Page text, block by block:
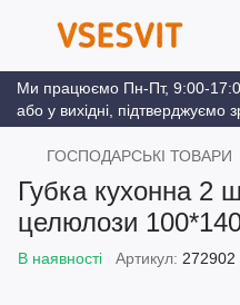
Ми працюємо Пн-Пт, 9:00-
або у вихідні, підтверджуємо
ГОСПОДАРСЬКІ ТОВАРИ
Губка кухонна 2
целюлози
В наявності Артикул: 272902